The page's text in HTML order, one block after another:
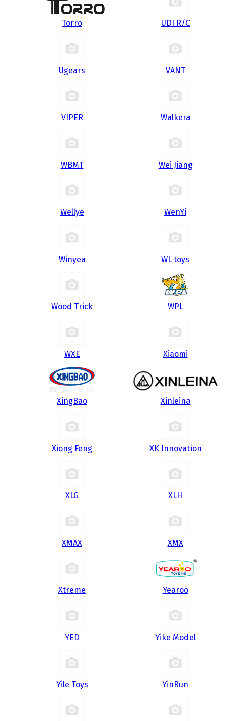
Torro UDI R/С
Ugears VANT
VIPER Walkera
WBMT Wei Jiang
Wellye WenYi
Winyea WL toys
Wood Trick WPL
WXE Xiaomi
XingBao Xinleina
Xiong Feng XK Innovation
XLG XLH
XMAX XMX
Xtreme Yearoo
YED Yike Model
Yile Toys YinRun